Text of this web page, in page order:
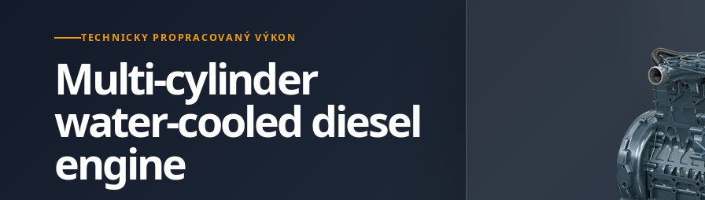
TECHNICKY PROPRACOVANÝ VÝKON
Multi-cylinder
water-cooled diesel
engine